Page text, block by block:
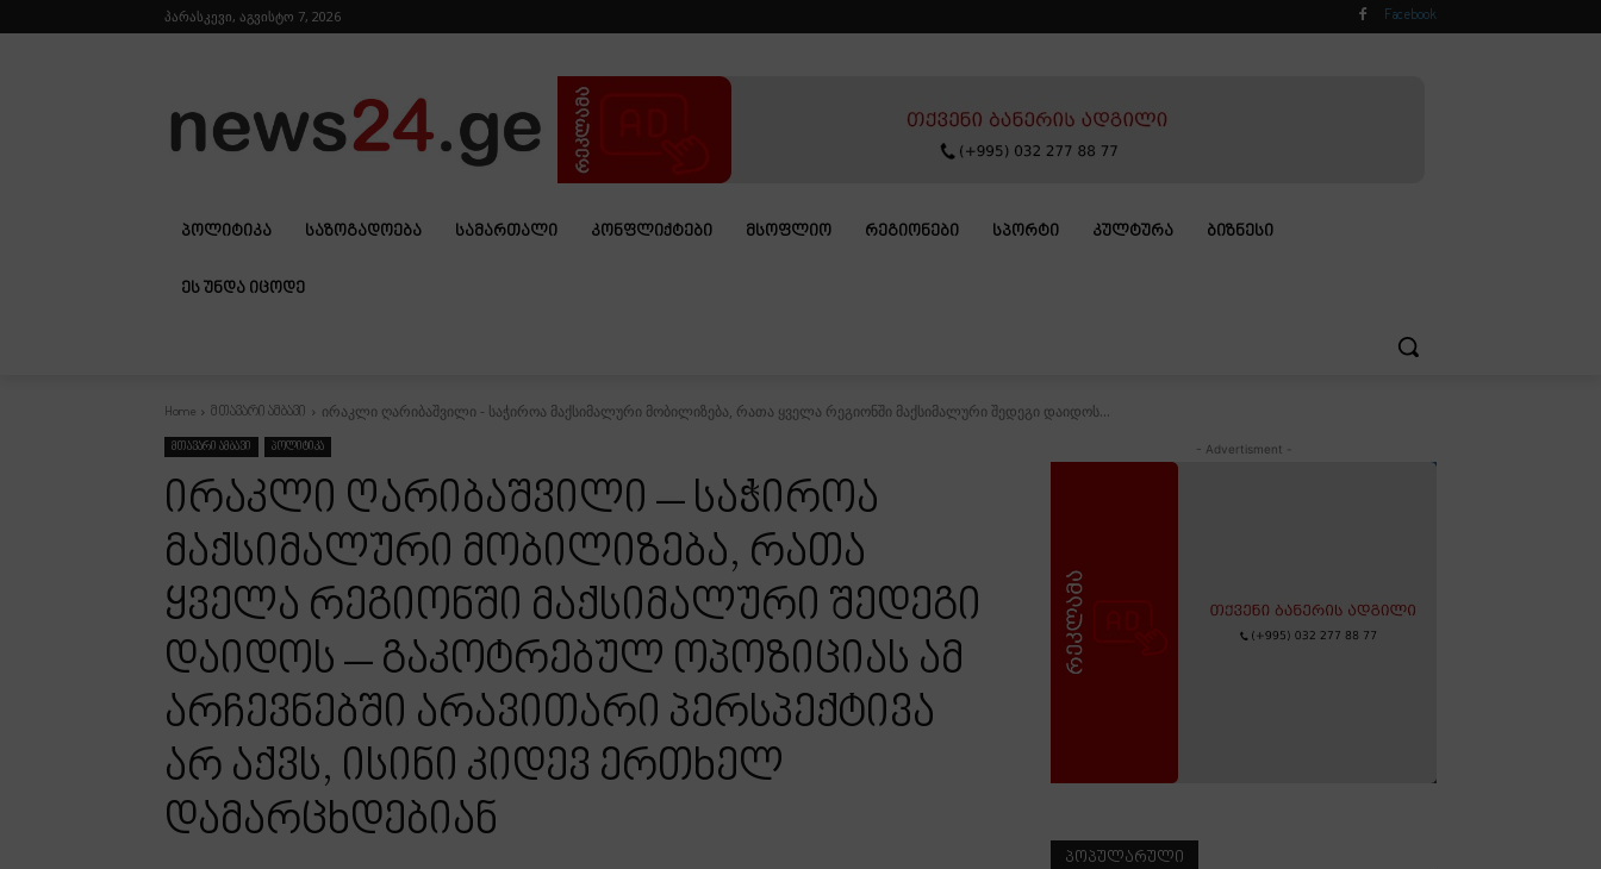
პარასკევი, აგვისტო 7, 2026 Facebook
ᲞᲝᲚᲘᲢᲘᲙᲐ ᲡᲐᲖᲝᲒᲐᲓᲝᲔᲑᲐ ᲡᲐᲛᲐᲠᲗᲐᲚᲘ ᲙᲝᲜᲤᲚᲘᲥᲢᲔᲑᲘ ᲛᲡᲝᲤᲚᲘᲝ ᲠᲔᲒᲘᲝᲜᲔᲑᲘ ᲡᲞᲝᲠᲢᲘ ᲙᲣᲚᲢᲣᲠᲐ ᲑᲘᲖᲜᲔᲡᲘ
ᲔᲡ ᲣᲜᲓᲐ ᲘᲪᲝᲓᲔ
Home მთავარი ამბავი ირაკლი ღარიბაშვილი - საჭიროა მაქსიმალური მობილიზება, რათა ყველა რეგიონში მაქსიმალური შედეგი დაიდოს...
მთავარი ამბავი პოლიტიკა
ირაკლი ღარიბაშვილი – საჭიროა
მაქსიმალური მობილიზება, რათა
ყველა რეგიონში მაქსიმალური შედეგი
დაიდოს – გაკოტრებულ ოპოზიციას ამ
არჩევნებში არავითარი პერსპექტივა
არ აქვს, ისინი კიდევ ერთხელ
დამარცხდებიან
- Advertisment -
ᲞᲝᲞᲣᲚᲐᲠᲣᲚᲘ